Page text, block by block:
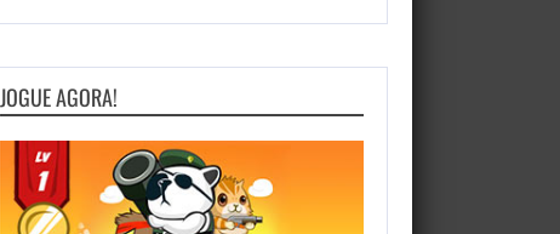
JOGUE AGORA!